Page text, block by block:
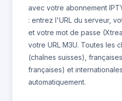
avec votre abonnement
: entrez l'URL du serveur,
et votre mot de passe
votre URL M3U. Toutes les
(chaînes suisses),
françaises) et
automatiquement.